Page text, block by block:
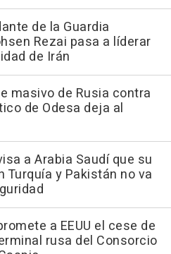
de la Guardia
Rezai pasa a líderar
de Irán
masivo de Rusia contra
de Odesa deja al
a Arabia Saudí que su
Turquía y Pakistán no va
a EEUU el cese de
rusa del Consorcio